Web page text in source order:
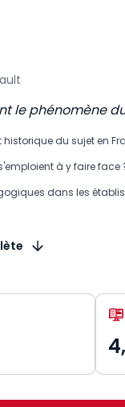
le phénomène
du sujet en
à y faire face
dans les